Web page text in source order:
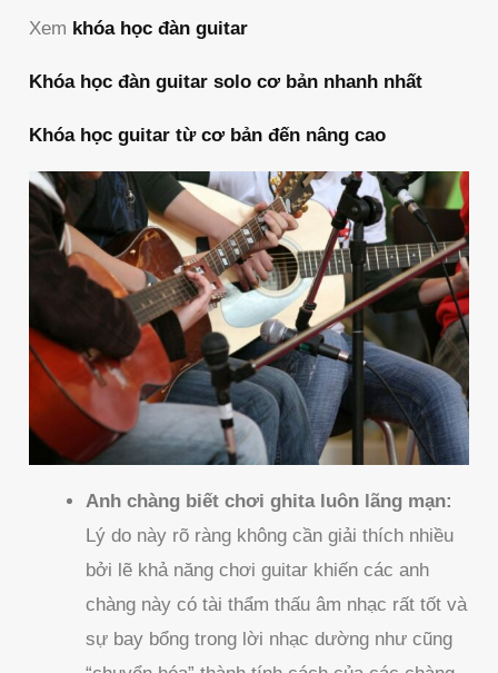
Xem khóa học đàn guitar
Khóa học đàn guitar solo cơ bản nhanh nhất
Khóa học guitar từ cơ bản đến nâng cao
Anh chàng biết chơi ghita luôn lãng mạn:
Lý do này rõ ràng không cần giải thích nhiều
bởi lẽ khả năng chơi guitar khiến các anh
chàng này có tài thẩm thấu âm nhạc rất tốt và
sự bay bổng trong lời nhạc dường như cũng